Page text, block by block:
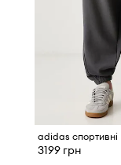
3199 грн